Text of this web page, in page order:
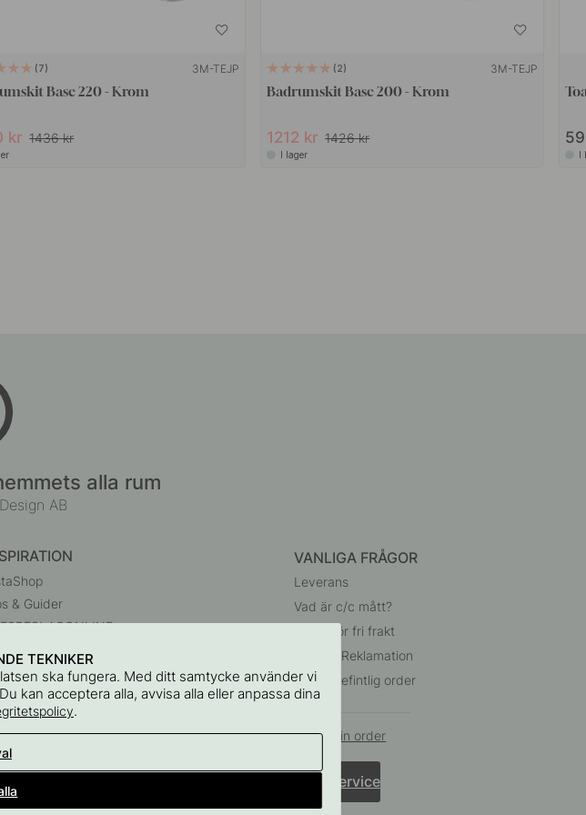
7 3M-TEJP
Base 220 - Krom
kr 1436 kr
2 3M-TEJP
Badrumskit Base 200 - Krom
1212 kr 1426 kr
I lager
alla rum
AB
& Guider
VANLIGA FRÅGOR
Leverans
Vad är c/c mått?
Villkor för fri frakt
Retur & Reklamation
Ändra befintlig order
Ångra din order
Kundservice
TEKNIKER
ska fungera. Med ditt samtycke använder vi
kan acceptera alla, avvisa alla eller anpassa dina
.